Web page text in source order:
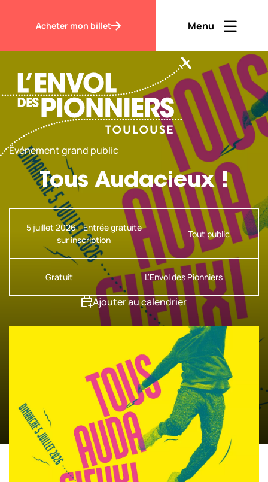
Acheter mon billet Menu
Ouvrir
FR
Nous sommes actuellement
fermés.
Nous ouvrons aujourd’hui de 10:00
à 18:00.
À bientôt ! Consultez tous noshoraires
d’ouvertures
Découvrir
Scolaires & Centre de Loisirs
Nos copilotes
Contraste
Événement grand public
Tous Audacieux !
5 juillet 2026 - Entrée gratuite
sur inscription
Tout public
Gratuit L'Envol des Pionniers
Ajouter au calendrier